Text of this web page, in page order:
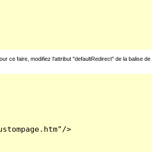
ce faire, modifiez l'attribut "defaultRedirect" de la balise
>